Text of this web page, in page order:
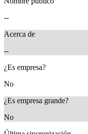
--
Acerca de
--
¿Es empresa?
No
¿Es empresa grande?
No